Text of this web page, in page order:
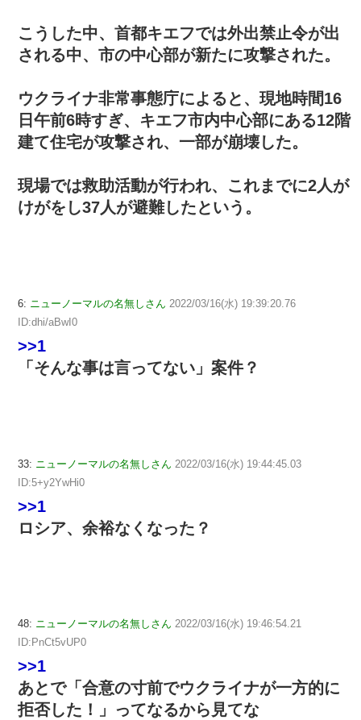
こうした中、首都キエフでは外出禁止令が出
される中、市の中心部が新たに攻撃された。
ウクライナ非常事態庁によると、現地時間16
日午前6時すぎ、キエフ市内中心部にある12階
建て住宅が攻撃され、一部が崩壊した。
現場では救助活動が行われ、これまでに2人が
けがをし37人が避難したという。
6: ニューノーマルの名無しさん 2022/03/16(水) 19:39:20.76
ID:dhi/aBwI0
>>1
「そんな事は言ってない」案件？
33: ニューノーマルの名無しさん 2022/03/16(水) 19:44:45.03
ID:5+y2YwHi0
>>1
ロシア、余裕なくなった？
48: ニューノーマルの名無しさん 2022/03/16(水) 19:46:54.21
ID:PnCt5vUP0
>>1
あとで「合意の寸前でウクライナが一方的に
拒否した！」ってなるから見てな